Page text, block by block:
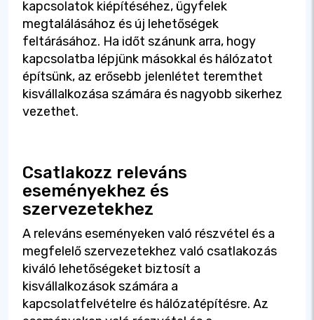
kapcsolatok kiépítéséhez, ügyfelek
megtalálásához és új lehetőségek
feltárásához. Ha időt szánunk arra, hogy
kapcsolatba lépjünk másokkal és hálózatot
építsünk, az erősebb jelenlétet teremthet
kisvállalkozása számára és nagyobb sikerhez
vezethet.
Csatlakozz releváns
eseményekhez és
szervezetekhez
A releváns eseményeken való részvétel és a
megfelelő szervezetekhez való csatlakozás
kiváló lehetőségeket biztosít a
kisvállalkozások számára a
kapcsolatfelvételre és hálózatépítésre. Az